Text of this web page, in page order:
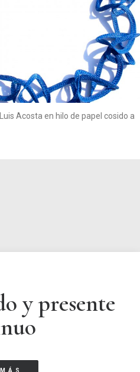
Acosta en hilo de papel cosido a
y presente